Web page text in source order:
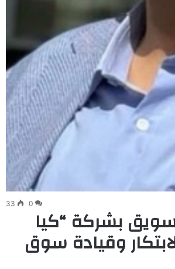
0
33
بشركة “كيا
وقيادة سوق